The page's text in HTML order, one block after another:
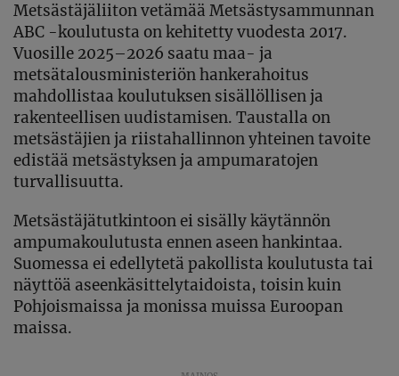
Metsästäjäliiton vetämää Metsästysammunnan
ABC -koulutusta on kehitetty vuodesta 2017.
Vuosille 2025–2026 saatu maa- ja
metsätalousministeriön hankerahoitus
mahdollistaa koulutuksen sisällöllisen ja
rakenteellisen uudistamisen. Taustalla on
metsästäjien ja riistahallinnon yhteinen tavoite
edistää metsästyksen ja ampumaratojen
turvallisuutta.
Metsästäjätutkintoon ei sisälly käytännön
ampumakoulutusta ennen aseen hankintaa.
Suomessa ei edellytetä pakollista koulutusta tai
näyttöä aseenkäsittelytaidoista, toisin kuin
Pohjoismaissa ja monissa muissa Euroopan
maissa.